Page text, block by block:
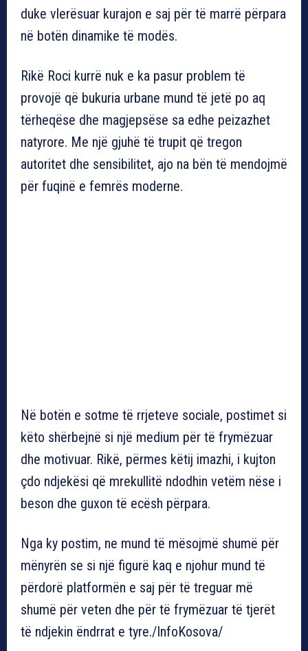
duke vlerësuar kurajon e saj për të marrë përpara
në botën dinamike të modës.
Rikë Roci kurrë nuk e ka pasur problem të
provojë që bukuria urbane mund të jetë po aq
tërheqëse dhe magjepsëse sa edhe peizazhet
natyrore. Me një gjuhë të trupit që tregon
autoritet dhe sensibilitet, ajo na bën të mendojmë
për fuqinë e femrës moderne.
Në botën e sotme të rrjeteve sociale, postimet si
këto shërbejnë si një medium për të frymëzuar
dhe motivuar. Rikë, përmes këtij imazhi, i kujton
çdo ndjekësi që mrekullitë ndodhin vetëm nëse i
beson dhe guxon të ecësh përpara.
Nga ky postim, ne mund të mësojmë shumë për
mënyrën se si një figurë kaq e njohur mund të
përdorë platformën e saj për të treguar më
shumë për veten dhe për të frymëzuar të tjerët
të ndjekin ëndrrat e tyre./InfoKosova/